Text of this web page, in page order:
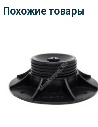
Похожие товары